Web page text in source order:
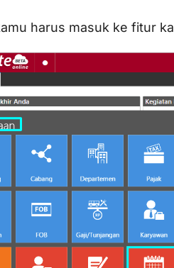
harus masuk ke fitur